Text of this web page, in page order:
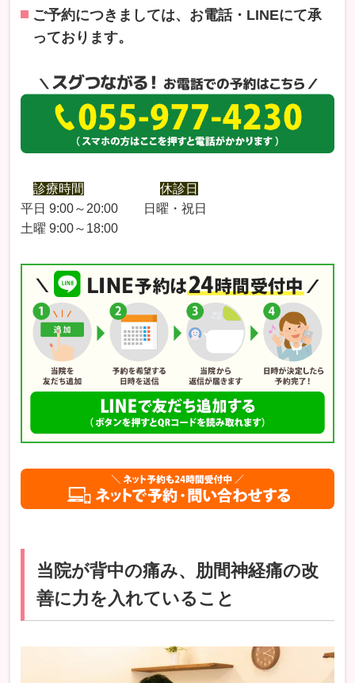
ご予約につきましては、お電話・LINEにて承
っております。
診療時間
休診日
平日 9:00～20:00 日曜・祝日
土曜 9:00～18:00
当院が背中の痛み、肋間神経痛の改
善に力を入れていること